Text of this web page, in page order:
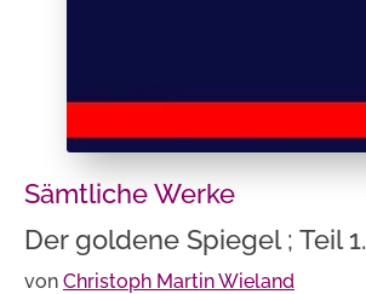
Sämtliche Werke
Der goldene Spiegel ; Teil
von Christoph Martin Wieland